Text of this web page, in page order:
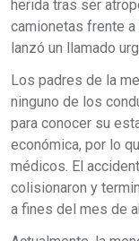
herida tras ser
camionetas frente a
lanzó un llamado
Los padres de la
ninguno de los
para conocer su
económica, por lo
médicos. El
colisionaron y
a fines del mes de